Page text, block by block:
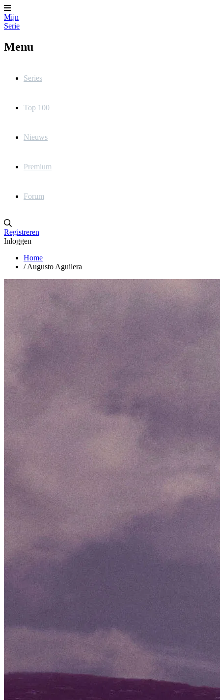
Mijn
Serie
Menu
Series
Top 100
Nieuws
Premium
Forum
Registreren
Inloggen
Home
/ Augusto Aguilera